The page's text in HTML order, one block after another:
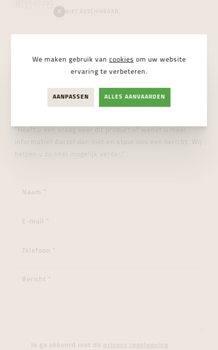
NIET BESCHIKBAAR
Wij helpen je graag verder!
"Heeft u een vraag over dit product of wenst u meer
informatie? Aarzel dan niet en stuur ons een bericht. Wij
helpen u zo snel mogelijk verder."
Ik ga akkoord met de privacy regelgeving
We maken gebruik van cookies om uw website
ervaring te verbeteren.
AANPASSEN ALLES AANVAARDEN